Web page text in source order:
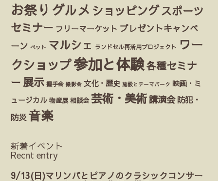
お祭り グルメ ショッピングスポーツ
セミナー フリーマーケット プレゼントキャンペ
ーン ペット マルシェ ランドセル再活用プロジェクト ワー
クショップ参加と体験各種セミナ
ー展示 握手会 撮影会 文化・歴史 施設とテーマパーク 映画・ミ
ュージカル 物産展 相談会 芸術・美術 講演会 防犯・
防災 音楽
新着イベント
Recnt entry
9/13(日)マリンバとピアノのクラシックコンサー